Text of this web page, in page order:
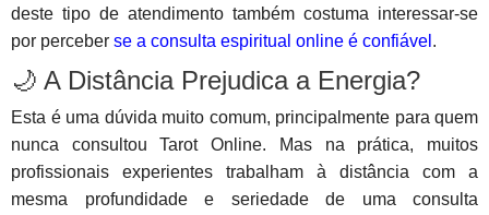
deste tipo de atendimento também costuma interessar-se
por perceber se a consulta espiritual online é confiável .
🌙 A Distância Prejudica a Energia?
Esta é uma dúvida muito comum, principalmente para quem
nunca consultou Tarot Online. Mas na prática, muitos
profissionais experientes trabalham à distância com a
mesma profundidade e seriedade de uma consulta